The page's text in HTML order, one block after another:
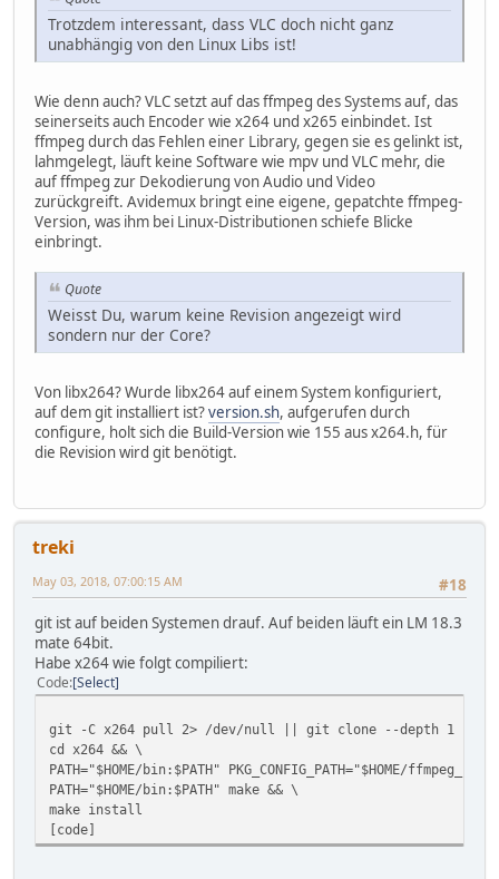
Trotzdem interessant, dass VLC doch nicht ganz
unabhängig von den Linux Libs ist!
Wie denn auch? VLC setzt auf das ffmpeg des Systems auf, das
seinerseits auch Encoder wie x264 und x265 einbindet. Ist
ffmpeg durch das Fehlen einer Library, gegen sie es gelinkt ist,
lahmgelegt, läuft keine Software wie mpv und VLC mehr, die
auf ffmpeg zur Dekodierung von Audio und Video
zurückgreift. Avidemux bringt eine eigene, gepatchte ffmpeg-
Version, was ihm bei Linux-Distributionen schiefe Blicke
einbringt.
Quote
Weisst Du, warum keine Revision angezeigt wird
sondern nur der Core?
Von libx264? Wurde libx264 auf einem System konfiguriert,
auf dem git installiert ist?version.sh, aufgerufen durch
configure, holt sich die Build-Version wie 155 aus x264.h, für
die Revision wird git benötigt.
treki
#18
May 03, 2018, 07:00:15 AM
git ist auf beiden Systemen drauf. Auf beiden läuft ein LM 18.3
mate 64bit.
Habe x264 wie folgt compiliert:
Code Select
git -C x264 pull 2> /dev/null || git clone --depth 1
cd x264 && \
PATH="$HOME/bin:$PATH"
PATH="$HOME/bin:$PATH" make && \
make install
[code]